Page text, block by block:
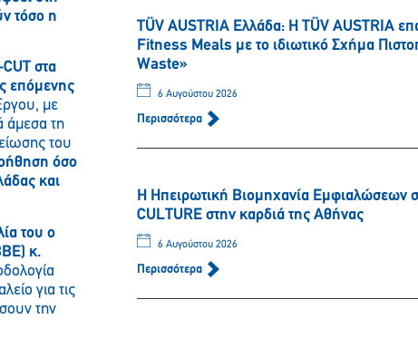
τόσο η
στα
επόμενης
με
άμεσα τη
του
όσο
και
του ο
κ.
για τις
την
TÜV AUSTRIA Ελλάδα: Η TÜV AUSTRIA
Fitness Meals με το ιδιωτικό Σχήμα
Waste»
6 Αυγούστου 2026
Περισσότερα
Η Ηπειρωτική Βιομηχανία Εμφιαλώσεων
CULTURE στην καρδιά της Αθήνας
6 Αυγούστου 2026
Περισσότερα
Παρακαλώ περιμένετε…